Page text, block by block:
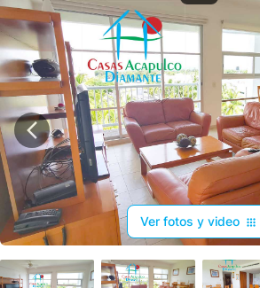
Ver fotos y video